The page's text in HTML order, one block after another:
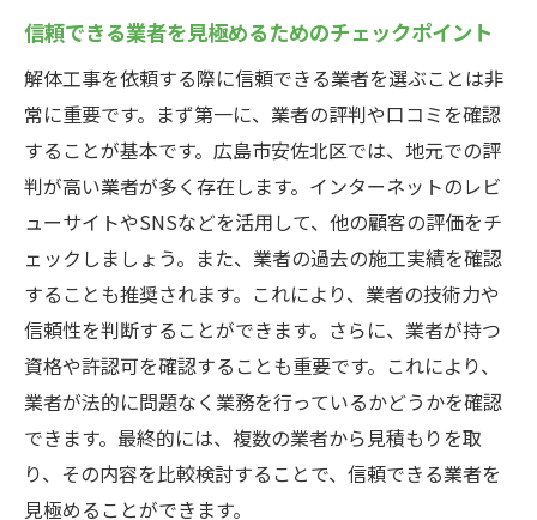
信頼できる業者を見極めるためのチェックポイント
解体工事を依頼する際に信頼できる業者を選ぶことは非
常に重要です。まず第一に、業者の評判や口コミを確認
することが基本です。広島市安佐北区では、地元での評
判が高い業者が多く存在します。インターネットのレビ
ューサイトやSNSなどを活用して、他の顧客の評価をチ
ェックしましょう。また、業者の過去の施工実績を確認
することも推奨されます。これにより、業者の技術力や
信頼性を判断することができます。さらに、業者が持つ
資格や許認可を確認することも重要です。これにより、
業者が法的に問題なく業務を行っているかどうかを確認
できます。最終的には、複数の業者から見積もりを取
り、その内容を比較検討することで、信頼できる業者を
見極めることができます。